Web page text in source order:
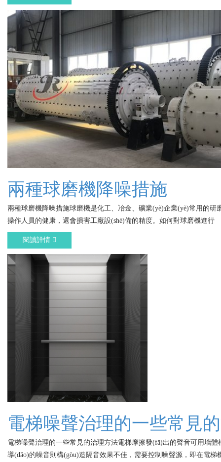
兩種球磨機降噪措施
兩種球磨機降噪措施球磨機是化工、冶金、礦業(yè)企業(yè)常用的
操作人員的健康，還會損害工廠設(shè)備的精度。如何對球磨機進行
閱讀詳情
電梯噪聲治理的一些常見
電梯噪聲治理的一些常見的治理方法電梯摩擦發(fā)出的聲音可用墻體構
導(dǎo)的噪音則構(gòu)造隔音效果不佳，需要控制噪聲源，即在電梯